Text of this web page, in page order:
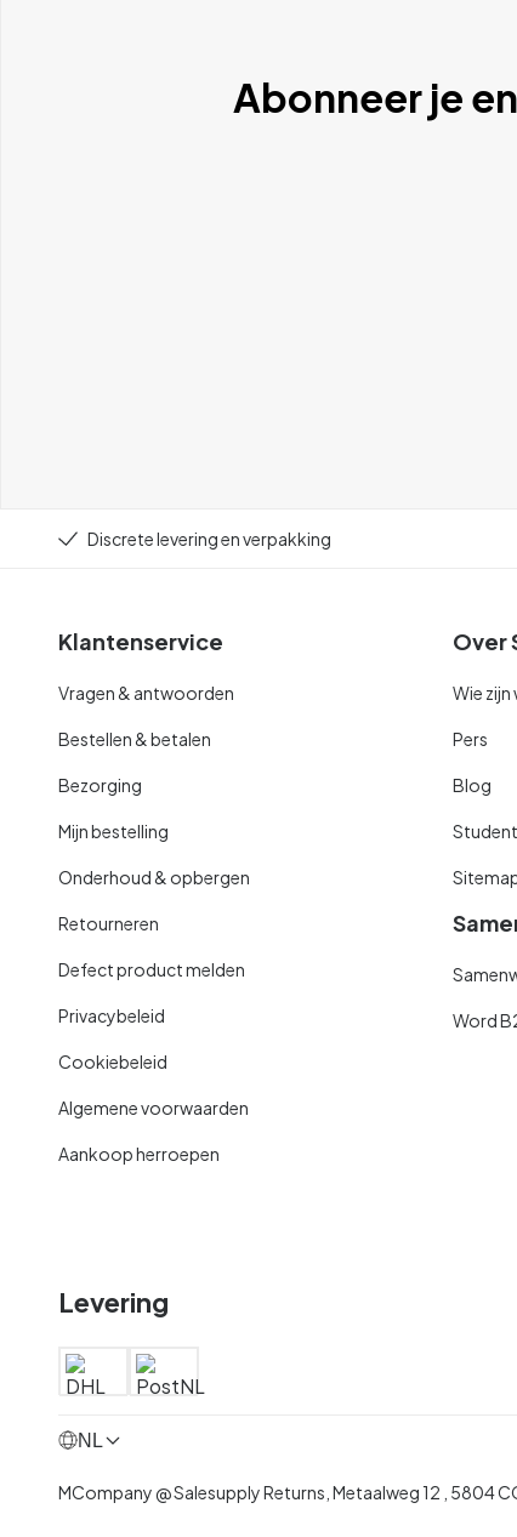
Abonneer je
Discrete levering en verpakking
Klantenservice
Vragen & antwoorden
Bestellen & betalen
Bezorging
Mijn bestelling
Onderhoud & opbergen
Retourneren
Defect product melden
Privacybeleid
Cookiebeleid
Algemene voorwaarden
Aankoop herroepen
Over
Wie zijn
Pers
Blog
Word
Levering
NL
MCompany @ Salesupply Returns, Metaalweg 12 5804